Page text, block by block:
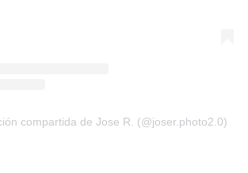
compartida de Jose R. (@joser.photo2.0)